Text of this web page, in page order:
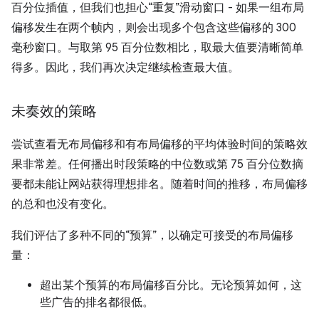
百分位插值，但我们也担心“重复”滑动窗口 - 如果一组布局
偏移发生在两个帧内，则会出现多个包含这些偏移的 300
毫秒窗口。与取第 95 百分位数相比，取最大值要清晰简单
得多。因此，我们再次决定继续检查最大值。
未奏效的策略
尝试查看无布局偏移和有布局偏移的平均体验时间的策略效
果非常差。任何播出时段策略的中位数或第 75 百分位数摘
要都未能让网站获得理想排名。随着时间的推移，布局偏移
的总和也没有变化。
我们评估了多种不同的“预算”，以确定可接受的布局偏移
量：
超出某个预算的布局偏移百分比。无论预算如何，这
些广告的排名都很低。